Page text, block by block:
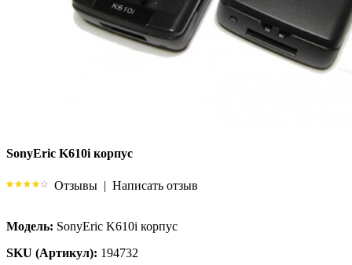
SonyEric K610i корпус
Отзывы | Написать отзыв
Модель: SonyEric K610i корпус
SKU (Артикул): 194732